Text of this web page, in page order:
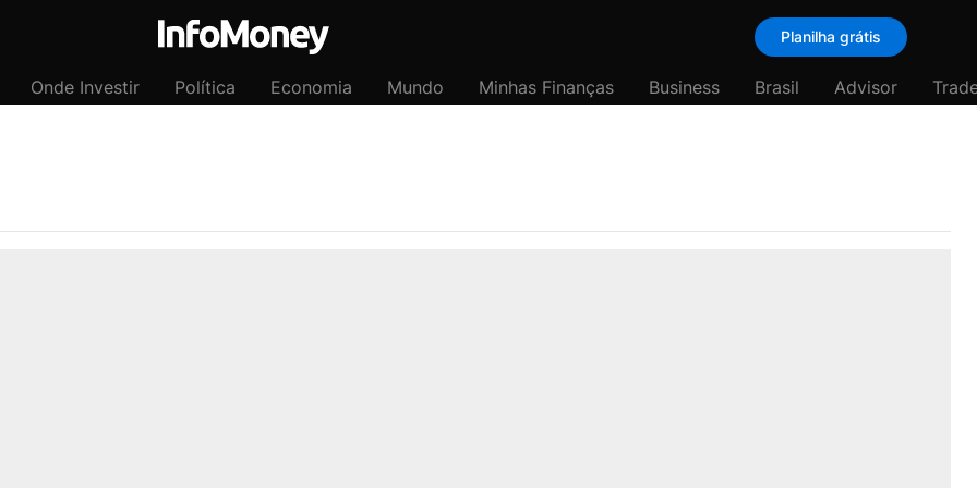
Planilha grátis
Onde Investir Política Economia Mundo Minhas Finanças Business Brasil Advisor